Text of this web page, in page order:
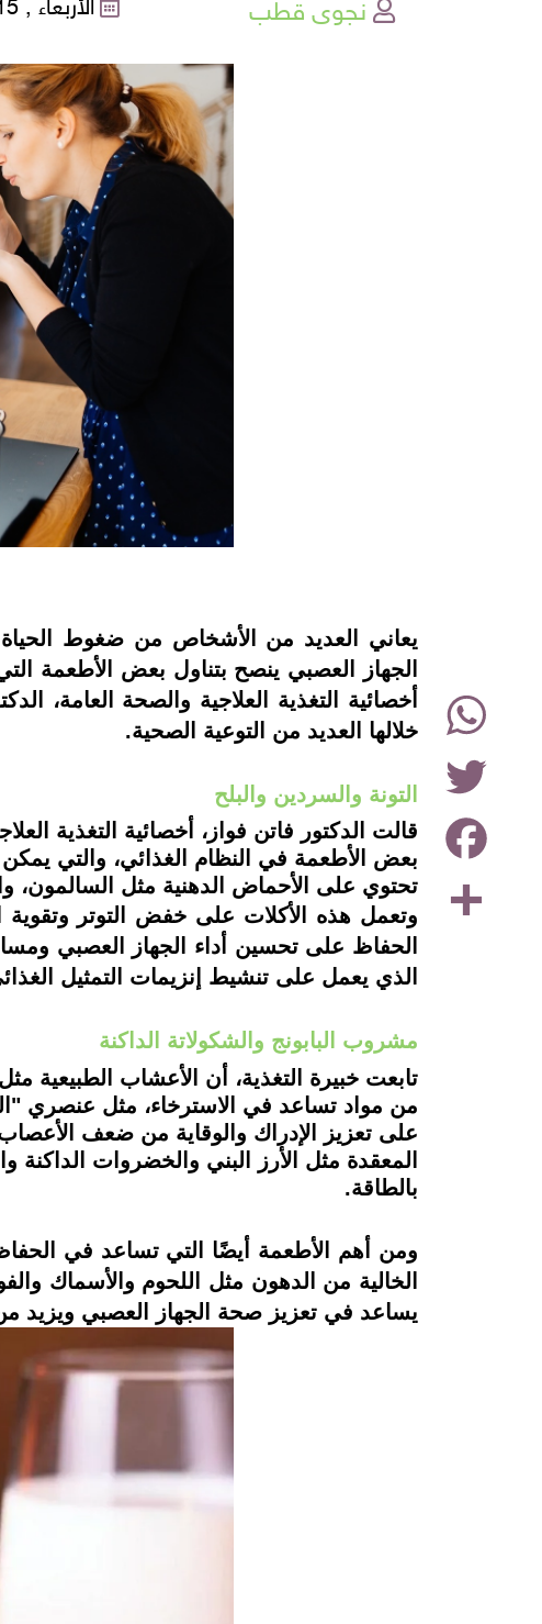
Share
Facebook
Twitter
WhatsApp
instagramيعاني العديد من الأشخاص من ضغوط
الجهاز العصبي ينصح بتناول بعض الأطعمة
أخصائية التغذية العلاجية والصحة العامة،
خلالها العديد من التوعية الصحية.
التونة والسردين والبلح
قالت الدكتور فاتن فواز، أخصائية التغذية
بعض الأطعمة في النظام الغذائي، والتي
تحتوي على الأحماض الدهنية مثل السالمون،
الذي يعمل على تنشيط إنزيمات التمثيل
مشروب البابونج والشكولاتة الداكنة
تابعت خبيرة التغذية، أن الأعشاب الطبيعية
من مواد تساعد في الاسترخاء، مثل عنصري
على تعزيز الإدراك والوقاية من ضعف الأعصاب
المعقدة مثل الأرز البني والخضروات
بالطاقة.
ومن أهم الأطعمة أيضًا التي تساعد في
الخالية من الدهون مثل اللحوم والأسماك
يساعد في تعزيز صحة الجهاز العصبي ويزيد